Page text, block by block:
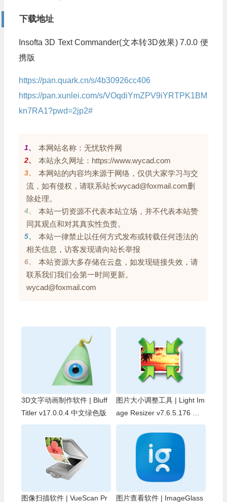
下载地址
Insofta 3D Text Commander(文本转3D效果) 7.0.0 便
携版
https://pan.quark.cn/s/4b30926cc406
https://pan.xunlei.com/s/VOqdiYmZPV9iYRTPK1BM
kn7RA1?pwd=2jp2#
1、 本网站名称：无忧软件网
2、 本站永久网址：https://www.wycad.com
3、
本网站的内容均来源于网络，仅供大家学习与交
流，如有侵权，请联系站长wycad@foxmail.com删
除处理。
4、
本站一切资源不代表本站立场，并不代表本站赞
同其观点和对其真实性负责。
5、
本站一律禁止以任何方式发布或转载任何违法的
相关信息，访客发现请向站长举报
6、
本站资源大多存储在云盘，如发现链接失效，请
联系我们我们会第一时间更新。
wycad@foxmail.com
3D文字动画制作软件 | Bluff
Titler v17.0.0.4 中文绿色版
图片大小调整工具 | Light Im
age Resizer v7.6.5.176 中
文绿色版
图像扫描软件 | VueScan Pr
图片查看软件 | ImageGlass